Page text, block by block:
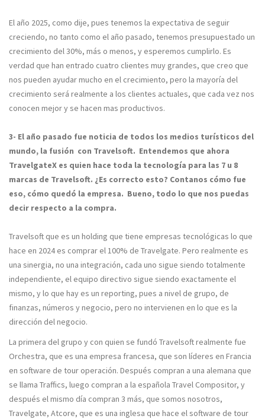
El año 2025, como dije, pues tenemos la expectativa de seguir
creciendo, no tanto como el año pasado, tenemos presupuestado un
crecimiento del 30%, más o menos, y esperemos cumplirlo. Es
verdad que han entrado cuatro clientes muy grandes, que creo que
nos pueden ayudar mucho en el crecimiento, pero la mayoría del
crecimiento será realmente a los clientes actuales, que cada vez nos
conocen mejor y se hacen mas productivos.
3- El año pasado fue noticia de todos los medios turísticos del
mundo, la fusión con Travelsoft. Entendemos que ahora
TravelgateX es quien hace toda la tecnología para las 7 u 8
marcas de Travelsoft. ¿Es correcto esto? Contanos cómo fue
eso, cómo quedó la empresa. Bueno, todo lo que nos puedas
decir respecto a la compra.
Travelsoft que es un holding que tiene empresas tecnológicas lo que
hace en 2024 es comprar el 100% de Travelgate. Pero realmente es
una sinergia, no una integración, cada uno sigue siendo totalmente
independiente, el equipo directivo sigue siendo exactamente el
mismo, y lo que hay es un reporting, pues a nivel de grupo, de
finanzas, números y negocio, pero no intervienen en lo que es la
dirección del negocio.
La primera del grupo y con quien se fundó Travelsoft realmente fue
Orchestra, que es una empresa francesa, que son líderes en Francia
en software de tour operación. Después compran a una alemana que
se llama Traffics, luego compran a la española Travel Compositor, y
después el mismo día compran 3 más, que somos nosotros,
Travelgate, Atcore, que es una inglesa que hace el software de tour